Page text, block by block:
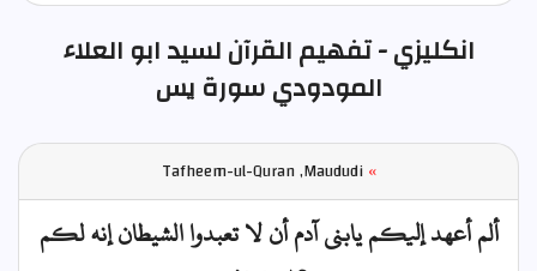
انكليزي - تفهيم القرآن لسيد ابو العلاء
المودودي سورة يس
»
Tafheem-ul-Quran ,Maududi
ألم أعهد إليكم يابني آدم أن لا تعبدوا الشيطان إنه لكم